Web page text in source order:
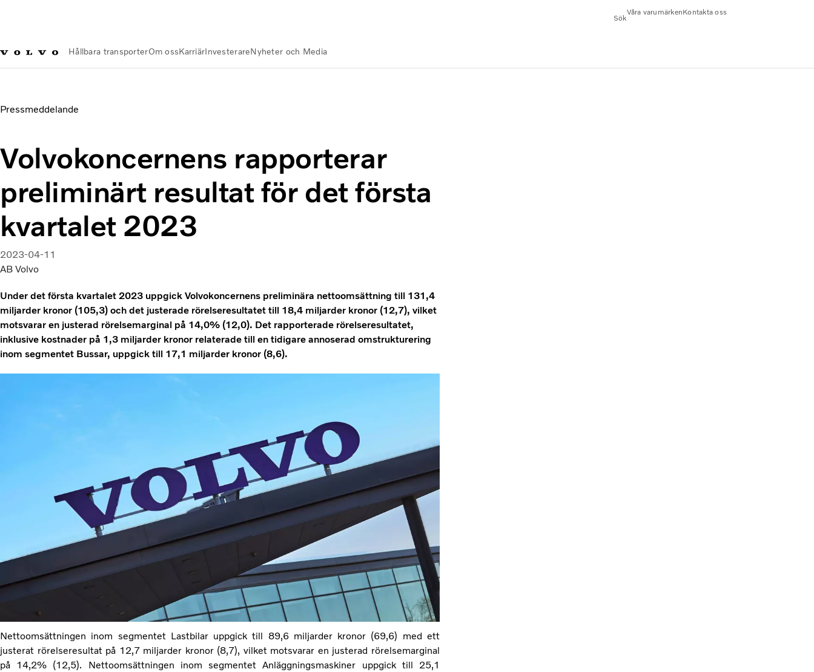
Sök
Våra varumärkenKontakta oss
Hållbara transporterOm ossKarriärInvesterareNyheter och Media
Pressmeddelande
Volvokoncernens rapporterar
preliminärt resultat för det första
kvartalet 2023
2023-04-11
AB Volvo
Under det första kvartalet 2023 uppgick Volvokoncernens preliminära nettoomsättning till 131,4
miljarder kronor (105,3) och det justerade rörelseresultatet till 18,4 miljarder kronor (12,7), vilket
motsvarar en justerad rörelsemarginal på 14,0% (12,0). Det rapporterade rörelseresultatet,
inklusive kostnader på 1,3 miljarder kronor relaterade till en tidigare annoserad omstrukturering
inom segmentet Bussar, uppgick till 17,1 miljarder kronor (8,6).
Nettoomsättningen inom segmentet Lastbilar uppgick till 89,6 miljarder kronor (69,6) med ett
justerat rörelseresultat på 12,7 miljarder kronor (8,7), vilket motsvarar en justerad rörelsemarginal
på 14,2% (12,5). Nettoomsättningen inom segmentet Anläggningsmaskiner uppgick till 25,1